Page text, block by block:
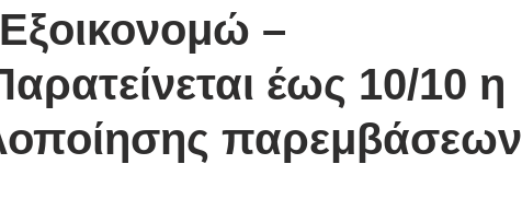
–
έως 10/10 η
παρεμβάσεων